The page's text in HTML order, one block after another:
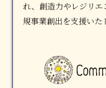
れ、創造力やレジリ
規事業創出を支援いた